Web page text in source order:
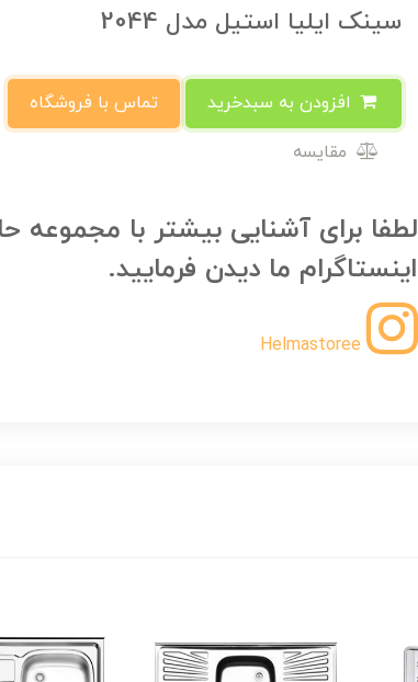
سینک ایلیا استیل مدل 2044
تماس با فروشگاه
مقایسه
لطفا برای آشنایی بیشتر با مجموعه
اینستاگرام ما دیدن فرمایید.
Helmastoree